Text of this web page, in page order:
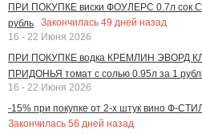
ПРИ ПОКУПКЕ виски ФОУЛЕРС 0.7л сок
рубль
Закончилась 49 дней назад
16 - 22 Июня 2026
ПРИ ПОКУПКЕ водка КРЕМЛИН ЭВОРД
ПРИДОНЬЯ томат с солью 0.95л за 1
16 - 22 Июня 2026
-15% при покупке от 2-х штук вино Ф-
Закончилась 56 дней назад